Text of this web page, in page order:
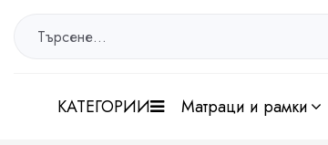
КАТЕГОРИИ матраци и рамки